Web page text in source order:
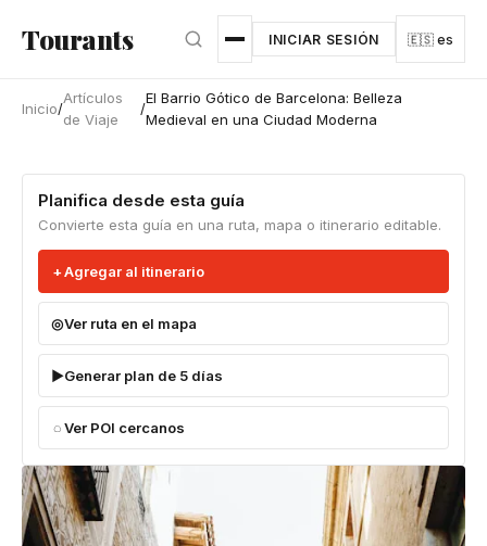
Tourants INICIAR SESIÓN 🇪🇸 es
Inicio/
Artículos
de Viaje
/
El Barrio Gótico de Barcelona: Belleza
Medieval en una Ciudad Moderna
Planifica desde esta guía
Convierte esta guía en una ruta, mapa o itinerario editable.
Agregar al itinerario
Ver ruta en el mapa
Generar plan de 5 días
Ver POI cercanos